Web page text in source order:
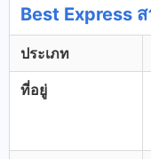
Best Express
ประเภท
ที่อยู่